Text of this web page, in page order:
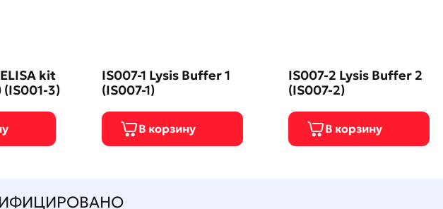
kit
3)
IS007-1 Lysis Buffer 1
(IS007-1)
IS007-2 Lysis Buffer 2
(IS007-2)